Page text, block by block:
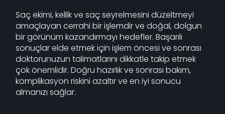
Saç ekimi, kellik ve saç seyrelmesini düzeltmeyi
amaçlayan cerrahi bir işlemdir ve doğal, dolgun
bir görünüm kazandırmayı hedefler. Başarılı
sonuçlar elde etmek için işlem öncesi ve sonrası
doktorunuzun talimatlarını dikkatle takip etmek
çok önemlidir. Doğru hazırlık ve sonrası bakım,
komplikasyon riskini azaltır ve en iyi sonucu
almanızı sağlar.